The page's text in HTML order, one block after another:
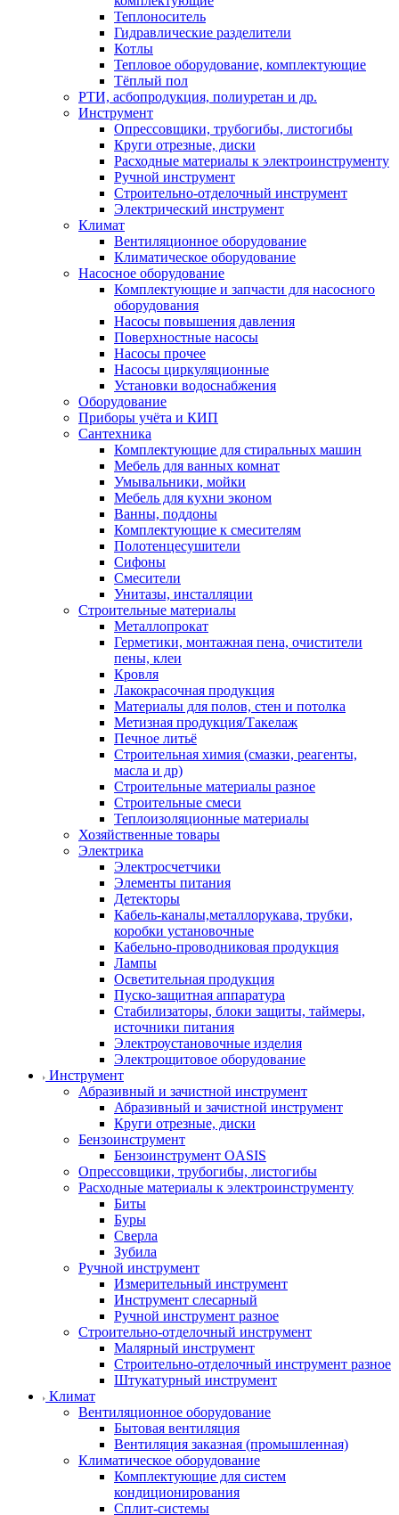
Теплоноситель
Гидравлические разделители
Котлы
Тепловое оборудование, комплектующие
Тёплый пол
РТИ, асбопродукция, полиуретан и др.
Инструмент
Опрессовщики, трубогибы, листогибы
Круги отрезные, диски
Расходные материалы к электроинструменту
Ручной инструмент
Строительно-отделочный инструмент
Электрический инструмент
Климат
Вентиляционное оборудование
Климатическое оборудование
Насосное оборудование
Комплектующие и запчасти для насосного
оборудования
Насосы повышения давления
Поверхностные насосы
Насосы прочее
Насосы циркуляционные
Установки водоснабжения
Оборудование
Приборы учёта и КИП
Сантехника
Комплектующие для стиральных машин
Мебель для ванных комнат
Умывальники, мойки
Мебель для кухни эконом
Ванны, поддоны
Комплектующие к смесителям
Полотенцесушители
Сифоны
Смесители
Унитазы, инсталляции
Строительные материалы
Металлопрокат
Герметики, монтажная пена, очистители
пены, клеи
Кровля
Лакокрасочная продукция
Материалы для полов, стен и потолка
Метизная продукция/Такелаж
Печное литьё
Строительная химия (смазки, реагенты,
масла и др)
Строительные материалы разное
Строительные смеси
Теплоизоляционные материалы
Хозяйственные товары
Электрика
Электросчетчики
Элементы питания
Детекторы
Кабель-каналы,металлорукава, трубки,
коробки установочные
Кабельно-проводниковая продукция
Лампы
Осветительная продукция
Пуско-защитная аппаратура
Стабилизаторы, блоки защиты, таймеры,
источники питания
Электроустановочные изделия
Электрощитовое оборудование
Инструмент
Абразивный и зачистной инструмент
Абразивный и зачистной инструмент
Круги отрезные, диски
Бензоинструмент
Бензоинструмент OASIS
Опрессовщики, трубогибы, листогибы
Расходные материалы к электроинструменту
Биты
Буры
Сверла
Зубила
Ручной инструмент
Измерительный инструмент
Инструмент слесарный
Ручной инструмент разное
Строительно-отделочный инструмент
Малярный инструмент
Строительно-отделочный инструмент разное
Штукатурный инструмент
Климат
Вентиляционное оборудование
Бытовая вентиляция
Вентиляция заказная (промышленная)
Климатическое оборудование
Комплектующие для систем
кондиционирования
Сплит-системы